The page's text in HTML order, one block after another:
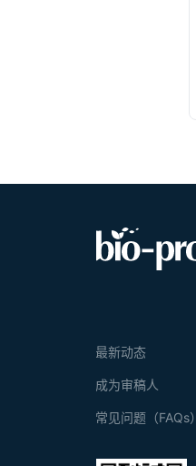
最新动态
成为审稿人
常见问题（FAQs）